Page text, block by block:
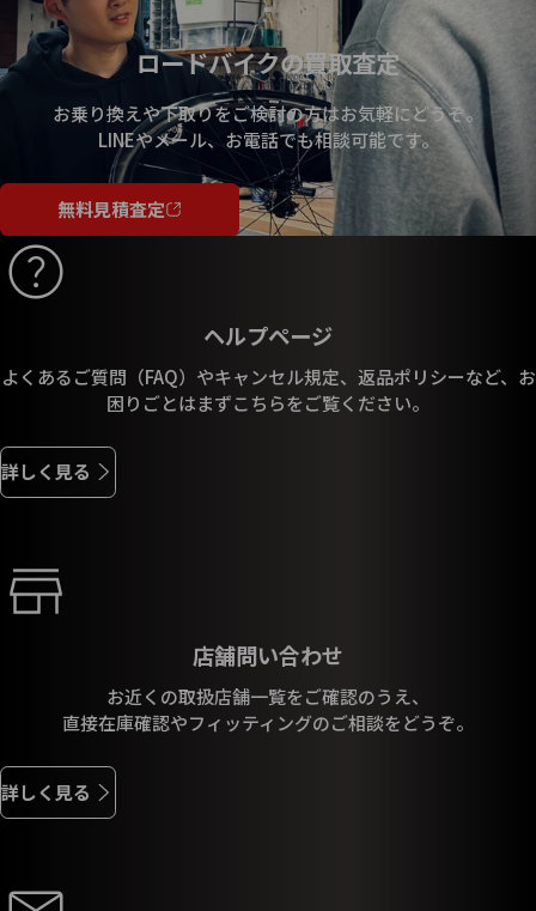
ロードバイクの買取査定
お乗り換えや下取りをご検討の方はお気軽にどうぞ。
LINEやメール、お電話でも相談可能です。
無料見積査定
ヘルプページ
よくあるご質問（FAQ）やキャンセル規定、返品ポリシーなど、お
困りごとはまずこちらをご覧ください。
詳しく見る
店舗問い合わせ
お近くの取扱店舗一覧をご確認のうえ、
直接在庫確認やフィッティングのご相談をどうぞ。
詳しく見る